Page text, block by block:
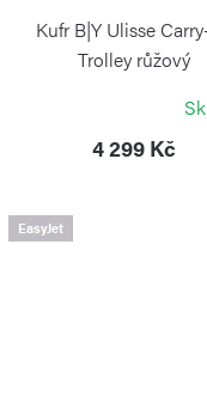
Kufr B|Y Ulisse
Trolley růžový
4 299 Kč
EasyJet